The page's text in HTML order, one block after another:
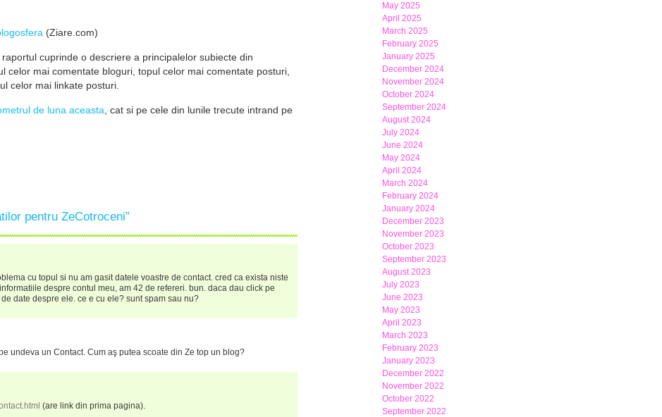
(Ziare.com)
cuprinde o descriere a principalelor subiecte din
celor mai comentate bloguri, topul celor mai comentate posturi,
celor mai linkate posturi.
de luna aceasta , cat si pe cele din lunile trecute intrand pe
pentru ZeCotroceni”
cu topul si nu am gasit datele voastre de contact. cred ca exista niste
despre contul meu, am 42 de refereri. bun. daca dau click pe
date despre ele. ce e cu ele? sunt spam sau nu?
undeva un Contact. Cum aş putea scoate din Ze top un blog?
(are link din prima pagina).
May 2025
April 2025
March 2025
February 2025
January 2025
December 2024
November 2024
October 2024
September 2024
August 2024
July 2024
June 2024
May 2024
April 2024
March 2024
February 2024
January 2024
December 2023
November 2023
October 2023
September 2023
August 2023
July 2023
June 2023
May 2023
April 2023
March 2023
February 2023
January 2023
December 2022
November 2022
October 2022
September 2022